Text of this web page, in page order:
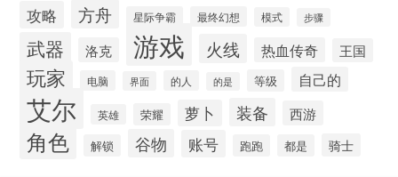
攻略 方舟 星际争霸 最终幻想 模式 步骤
武器 洛克 游戏 火线 热血传奇 王国
玩家 电脑 界面 的人 的是 等级 自己的
艾尔 英雄 荣耀 萝卜 装备 西游
角色 解锁 谷物 账号 跑跑 都是 骑士